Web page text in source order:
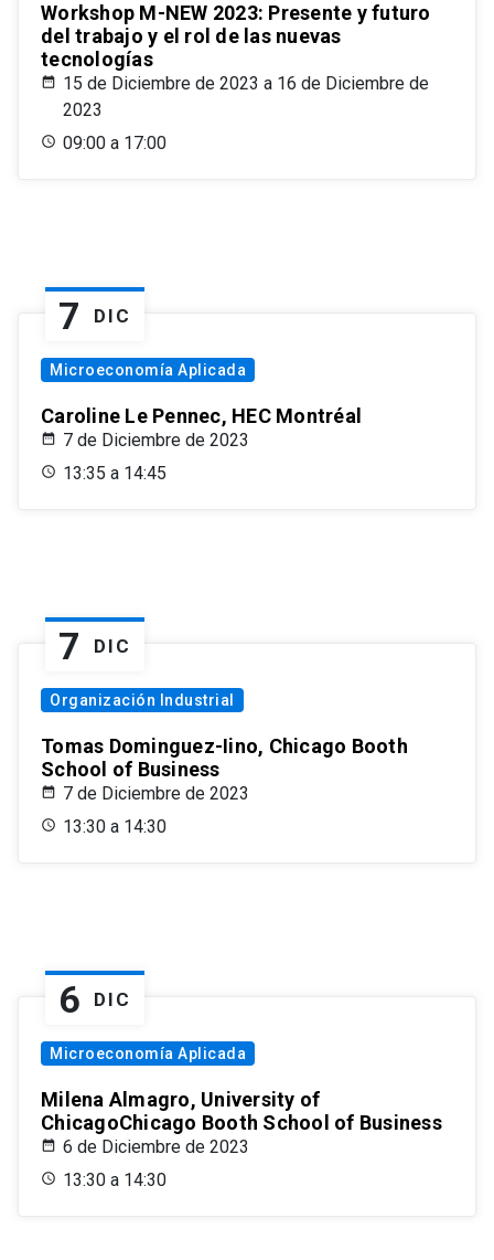
Workshop M-NEW 2023: Presente y futuro
del trabajo y el rol de las nuevas
tecnologías
15 de Diciembre de 2023 a 16 de Diciembre de
2023
09:00 a 17:00
7 DIC
Microeconomía Aplicada
Caroline Le Pennec, HEC Montréal
7 de Diciembre de 2023
13:35 a 14:45
7 DIC
Organización Industrial
Tomas Dominguez-Iino, Chicago Booth
School of Business
7 de Diciembre de 2023
13:30 a 14:30
6 DIC
Microeconomía Aplicada
Milena Almagro, University of
ChicagoChicago Booth School of Business
6 de Diciembre de 2023
13:30 a 14:30